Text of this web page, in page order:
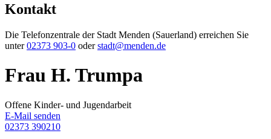
Kontakt
Die Telefonzentrale der Stadt Menden (Sauerland) erreichen Sie
unter02373 903-0 oderstadt@menden.de
Frau H. Trumpa
Offene Kinder- und Jugendarbeit
E-Mail senden
02373 390210